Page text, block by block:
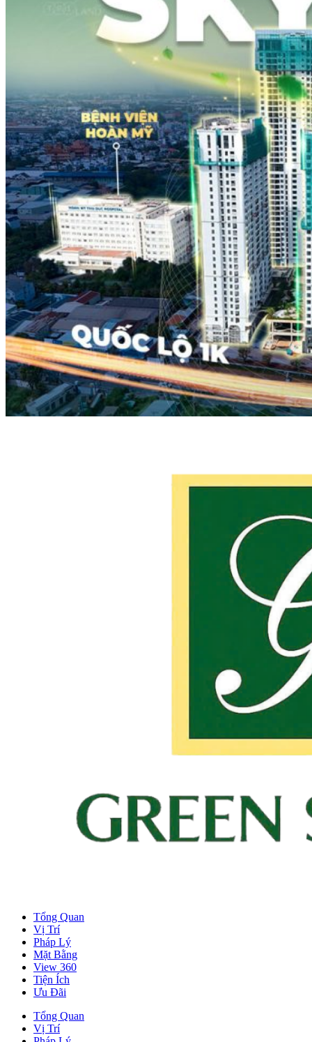
Tổng Quan
Vị Trí
Pháp Lý
Mặt Bằng
View 360
Tiện Ích
Ưu Đãi
Tổng Quan
Vị Trí